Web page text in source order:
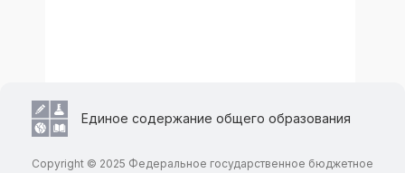
Единое содержание общего образования
Copyright © 2025 Федеральное государственное бюджетное